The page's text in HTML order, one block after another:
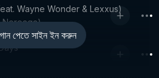
পেতে সাইন ইন করুন
Wayne Wonder & Lexxus)
Noreaga)